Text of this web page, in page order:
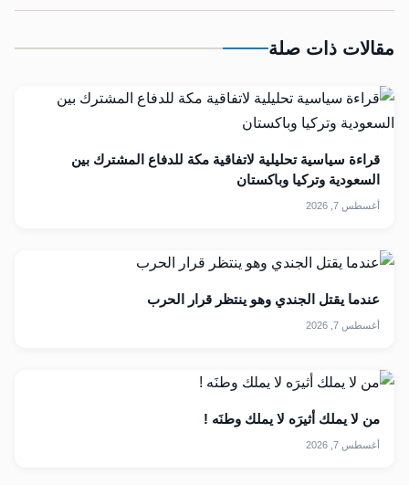
مقالات ذات صلة
قراءة سياسية تحليلية لاتفاقية مكة للدفاع المشترك بين
السعودية وتركيا وباكستان
أغسطس 7, 2026
عندما يقتل الجندي وهو ينتظر قرار الحرب
أغسطس 7, 2026
من لا يملك أثيرَه لا يملك وطنَه !
أغسطس 7, 2026